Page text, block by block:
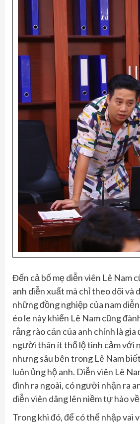
Đến cả bố mẹ diễn viên Lê Nam
anh diễn xuất mà chỉ theo dõi và
những đồng nghiệp của nam
éo le này khiến Lê Nam cũng
rằng rào cản của anh chính là
người thân ít thổ lộ tình cảm với
nhưng sâu bên trong Lê Nam
luôn ủng hộ anh. Diễn viên Lê
đình ra ngoài, có người nhận ra
diễn viên dâng lên niềm tự hào
Trong khi đó, để có thể nhập vai